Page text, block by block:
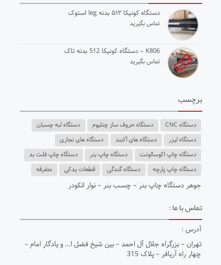
دستگاه کونیکا ۵۱۲ بدنه leg استوک
تماس بگیرید
K806 – دستگاه کونیکا 512 بدنه تاک
تماس بگیرید
برچسب
دستگاه CNC دستگاه حروف ساز چنلیوم
دستگاه لبه چسبان
دستگاه لیزر
دستگاه های آکبند
دستگاه های نجاری
دستگاه چاپ اکوسالونت
دستگاه چاپ بنر
دستگاه چاپ فلت بد
دستگاه چاپ پارچه
دستگاه گندگی قطعات یدکی متفرقه
جوهر دستگاه چاپ بنر– چسب بنر– نوار انکودر
تماس با ما :
آدرس :
تهران – بزرگراه جلال آل احمد – بين شيخ فضل ا… و يادگار امام –
چهار راه آريافر – پلاک 315